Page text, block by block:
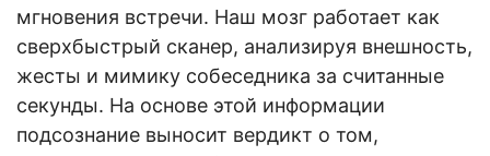
мгновения встречи. Наш мозг работает как
сверхбыстрый сканер, анализируя внешность,
жесты и мимику собеседника за считанные
секунды. На основе этой информации
подсознание выносит вердикт о том,